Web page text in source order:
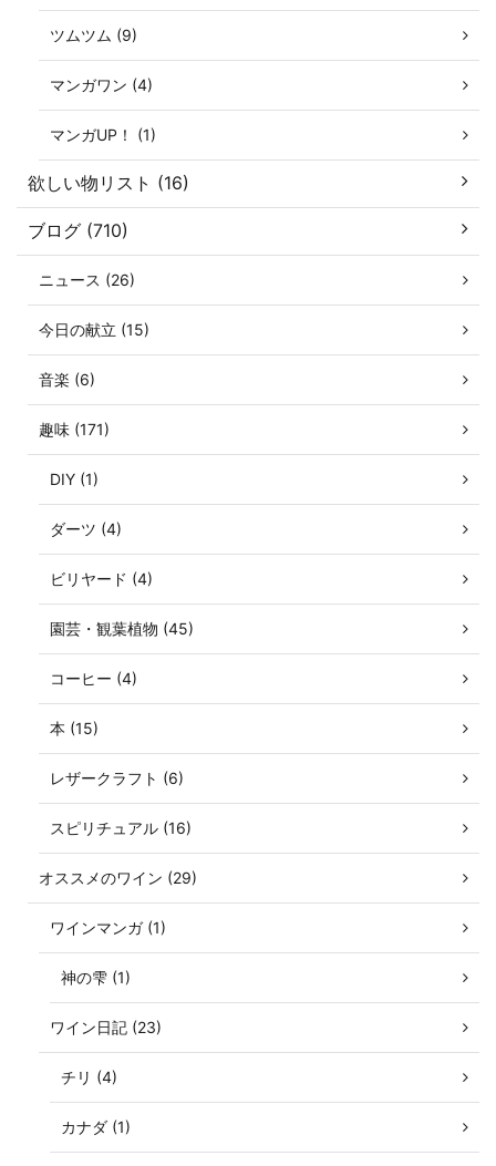
ツムツム (9)
マンガワン (4)
マンガUP！ (1)
欲しい物リスト (16)
ブログ (710)
ニュース (26)
今日の献立 (15)
音楽 (6)
趣味 (171)
DIY (1)
ダーツ (4)
ビリヤード (4)
園芸・観葉植物 (45)
コーヒー (4)
本 (15)
レザークラフト (6)
スピリチュアル (16)
オススメのワイン (29)
ワインマンガ (1)
神の雫 (1)
ワイン日記 (23)
チリ (4)
カナダ (1)